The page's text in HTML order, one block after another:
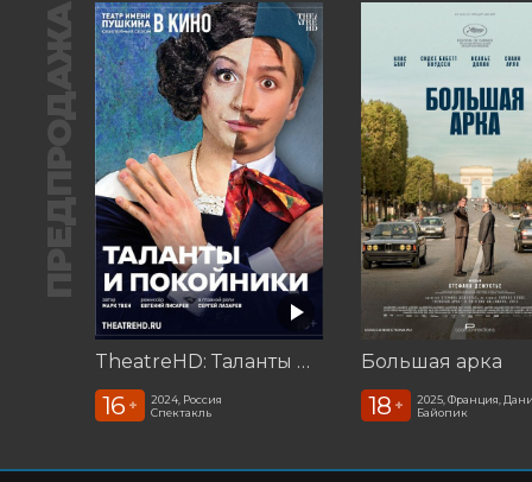
ПРЕДПРОДАЖА
TheatreHD: Таланты и покойники
16 +
2024, Россия
Спектакль
Большая арка
18 +
2025, Франция,
Байопик